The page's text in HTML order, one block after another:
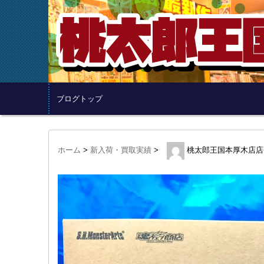
ブログトップ
ホーム > 新入荷・買取実績 > 桃太郎王国本厚木店